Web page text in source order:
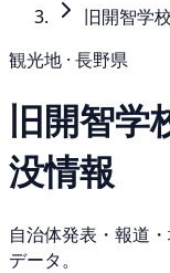
旧開智学校
観光地 · 長野県
旧開智学
没情報
自治体発表・報道
データ。